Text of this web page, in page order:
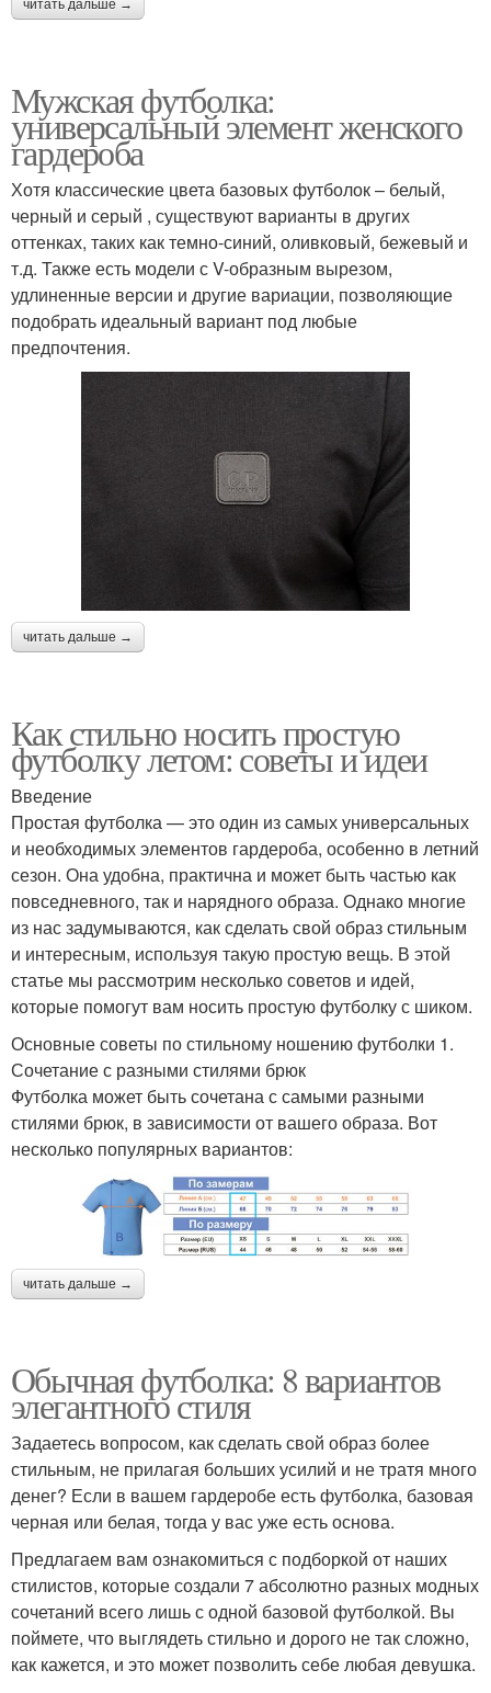
читать дальше →
Мужская футболка:
универсальный элемент женского
гардероба
Хотя классические цвета базовых футболок – белый,
черный и серый , существуют варианты в других
оттенках, таких как темно-синий, оливковый, бежевый и
т.д. Также есть модели с V-образным вырезом,
удлиненные версии и другие вариации, позволяющие
подобрать идеальный вариант под любые
предпочтения.
читать дальше →
Как стильно носить простую
футболку летом: советы и идеи
Введение
Простая футболка — это один из самых универсальных
и необходимых элементов гардероба, особенно в летний
сезон. Она удобна, практична и может быть частью как
повседневного, так и нарядного образа. Однако многие
из нас задумываются, как сделать свой образ стильным
и интересным, используя такую простую вещь. В этой
статье мы рассмотрим несколько советов и идей,
которые помогут вам носить простую футболку с шиком.
Основные советы по стильному ношению футболки 1.
Сочетание с разными стилями брюк
Футболка может быть сочетана с самыми разными
стилями брюк, в зависимости от вашего образа. Вот
несколько популярных вариантов:
читать дальше →
Обычная футболка: 8 вариантов
элегантного стиля
Задаетесь вопросом, как сделать свой образ более
стильным, не прилагая больших усилий и не тратя много
денег? Если в вашем гардеробе есть футболка, базовая
черная или белая, тогда у вас уже есть основа.
Предлагаем вам ознакомиться с подборкой от наших
стилистов, которые создали 7 абсолютно разных модных
сочетаний всего лишь с одной базовой футболкой. Вы
поймете, что выглядеть стильно и дорого не так сложно,
как кажется, и это может позволить себе любая девушка.